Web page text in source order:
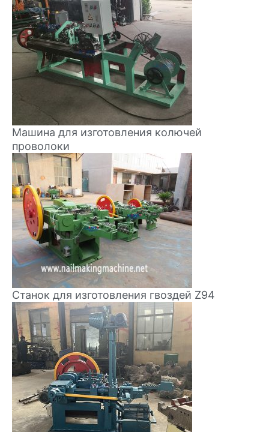
Машина для изготовления колючей
проволоки
Станок для изготовления гвоздей Z94